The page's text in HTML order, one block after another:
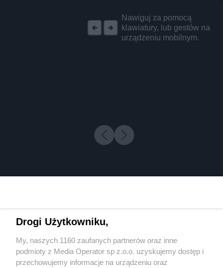
Nawiguj za pomocą
klawiatury, lub gestów na
urządzeniu mobilnym.
Wydawca mediów lokalnych
Drogi Użytkowniku,
My, naszych 1160 zaufanych partnerów oraz inne
podmioty z Media Operator sp z.o.o. uzyskujemy dostęp i
przechowujemy informacje na urządzeniu oraz